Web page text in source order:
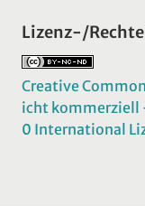
Lizenz-/
Creative
icht kommerziell
0 International